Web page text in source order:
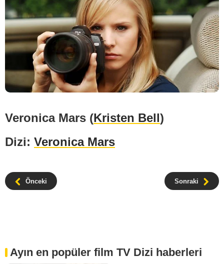
Veronica Mars (Kristen Bell)
Dizi: Veronica Mars
Önceki Sonraki
Ayın en popüler film TV Dizi haberleri